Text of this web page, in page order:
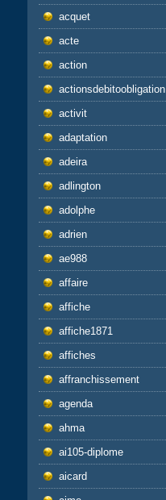
acquet
acte
action
actionsdebitoobligation
activit
adaptation
adeira
adlington
adolphe
adrien
ae988
affaire
affiche
affiche1871
affiches
affranchissement
agenda
ahma
ai105-diplome
aicard